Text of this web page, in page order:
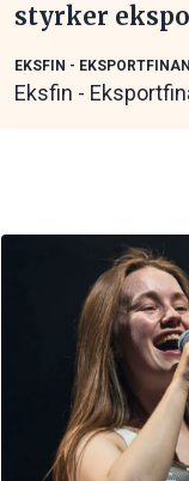
styrker
EKSFIN -
Eksfin -